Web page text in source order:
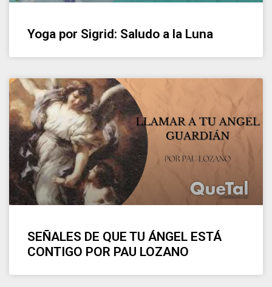
Yoga por Sigrid: Saludo a la Luna
SEÑALES DE QUE TU ÁNGEL ESTÁ
CONTIGO POR PAU LOZANO